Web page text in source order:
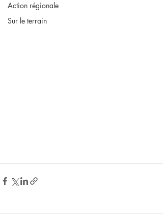
Action régionale
Sur le terrain